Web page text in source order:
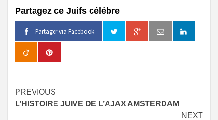
Partagez ce Juifs célébre
Partager via Facebook
Continue
Reading
PREVIOUS
L’HISTOIRE JUIVE DE L’AJAX AMSTERDAM
NEXT